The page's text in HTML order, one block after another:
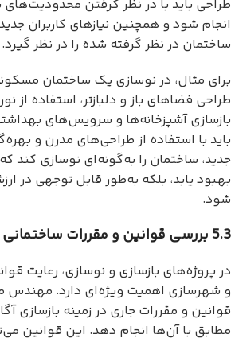
طراحی باید با در نظر گرفتن محدودیت‌های
انجام شود و همچنین نیازهای کاربران
ساختمان در نظر گرفته شده را در نظر گیرد.
برای مثال، در نوسازی یک ساختمان
طراحی فضاهای باز و دلبازتر، استفاده از
بازسازی آشپزخانه‌ها و سرویس‌های
باید با استفاده از طراحی‌های مدرن و
جدید، ساختمان را به‌گونه‌ای نوسازی کند
بهبود یابد، بلکه به‌طور قابل توجهی در
شود.
5.3 بررسی قوانین و مقررات ساختمانی
در پروژه‌های بازسازی و نوسازی، رعایت
و شهرسازی اهمیت ویژه‌ای دارد. مهندس
قوانین و مقررات جاری در زمینه بازسازی
مطابق با آن‌ها انجام دهد. این قوانین